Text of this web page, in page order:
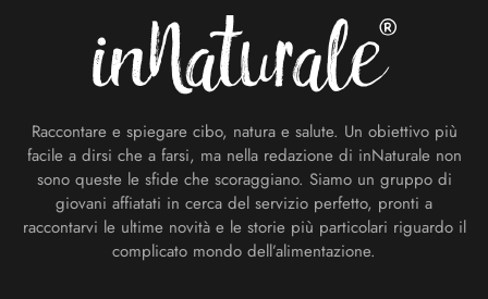
Raccontare e spiegare cibo, natura e salute. Un obiettivo più
facile a dirsi che a farsi, ma nella redazione di inNaturale non
sono queste le sfide che scoraggiano. Siamo un gruppo di
giovani affiatati in cerca del servizio perfetto, pronti a
raccontarvi le ultime novità e le storie più particolari riguardo il
complicato mondo dell’alimentazione.